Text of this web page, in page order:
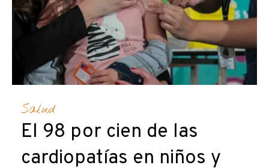
Salud
El 98 por cien de las
cardiopatías en niños y